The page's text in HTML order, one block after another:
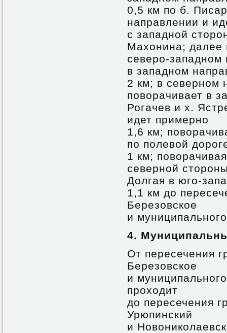
0,5 км по б.
направлении и
с западной
Махонина; далее
северо-
в западном
2 км; в северном
поворачивает в
Рогачев и х.
идет примерно
1,6 км;
по полевой
1 км;
северной
Долгая в юго-
1,1 км до
Березовское
и
4.
От пересечения
Березовское
и
проходит
до пересечения
Урюпинский
и